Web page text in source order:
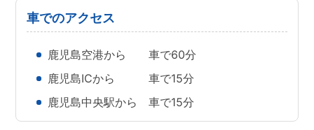
車でのアクセス
鹿児島空港から 車で60分
鹿児島ICから 車で15分
鹿児島中央駅から 車で15分